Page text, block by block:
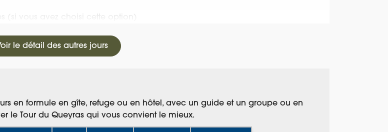
le détail des autres jours
en formule en gîte, refuge ou en hôtel, avec un guide et un groupe ou en
le Tour du Queyras qui vous convient le mieux.